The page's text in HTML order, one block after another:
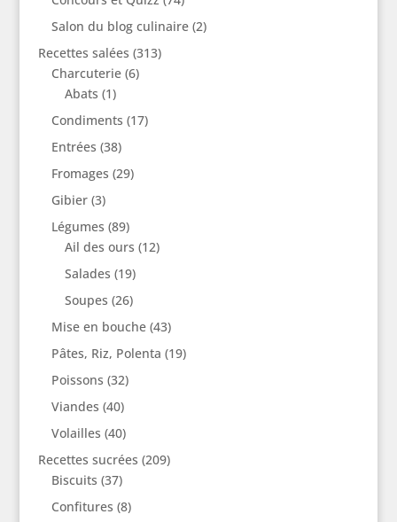
Salon du blog culinaire(2)
Recettes salées (313)
Charcuterie(6)
Abats (1)
Condiments (17)
Entrées (38)
Fromages (29)
Gibier(3)
Légumes (89)
Ail des ours (12)
Salades (19)
Soupes (26)
Mise en bouche(43)
Pâtes, Riz, Polenta (19)
Poissons (32)
Viandes (40)
Volailles (40)
Recettes sucrées (209)
Biscuits (37)
Confitures (8)